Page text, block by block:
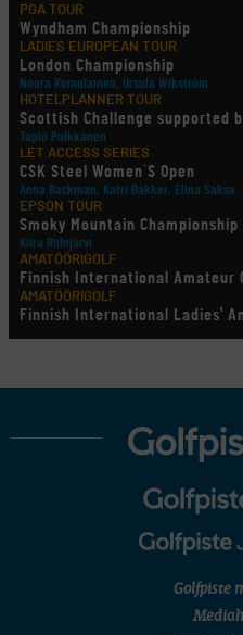
PGA TOUR
Wyndham Championship
LADIES EUROPEAN TOUR
London Championship
Noora Komulainen, Ursula Wikström
HOTELPLANNER TOUR
Scottish Challenge supported
Tapio Pulkkanen
LET ACCESS SERIES
CSK Steel Women´S Open
Anna Backman, Katri Bakker, Elina Saksa
EPSON TOUR
Smoky Mountain Championship
Kiira Riihijärvi
AMATÖÖRIGOLF
Finnish International Amateur
AMATÖÖRIGOLF
Finnish International Ladies'
U18/FJT/Aulanko)
LEGENDS TOUR
U.S. Women's Amateur
English Boys' (U14) Open
Eeli Krankka, Lionel Mutikainen
Kivitippu Classic Invitational
SM-reikäpeli (M50/Kymen Golf)
Golfpiste